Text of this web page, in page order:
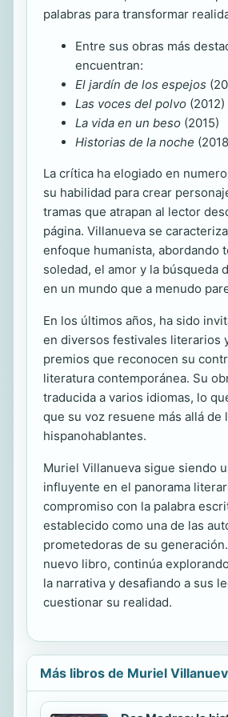
palabras para transformar
Entre sus obras más
encuentran:
El jardín de los espejos
Las voces del polvo (2012)
La vida en un beso (2015)
Historias de la noche
La crítica ha elogiado en
su habilidad para crear
tramas que atrapan al lector
página. Villanueva se
enfoque humanista, abordando
soledad, el amor y la búsqueda
en un mundo que a menudo
En los últimos años, ha sido
en diversos festivales literarios
premios que reconocen su
literatura contemporánea. Su
traducida a varios idiomas, lo
que su voz resuene más allá de
hispanohablantes.
Muriel Villanueva sigue siendo
influyente en el panorama
compromiso con la palabra
establecido como una de las
prometedoras de su
nuevo libro, continúa
la narrativa y desafiando a sus
cuestionar su realidad.
Más libros de Muriel